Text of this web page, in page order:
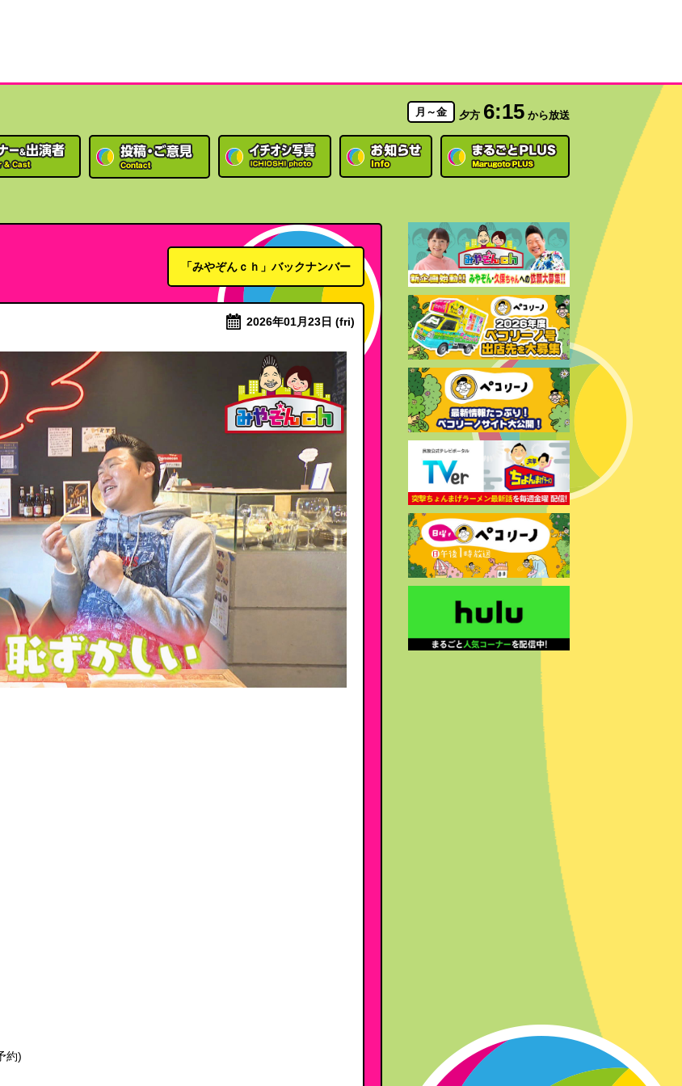
月～金 夕方 6:15 から放送
「みやぞんｃｈ」バックナンバー
2026年01月23日 (fri)
約)